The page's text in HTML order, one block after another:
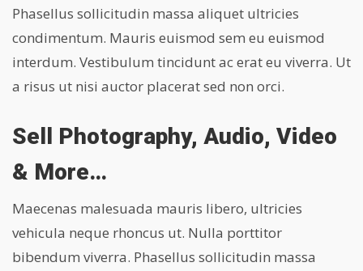
Phasellus sollicitudin massa aliquet ultricies
condimentum. Mauris euismod sem eu euismod
interdum. Vestibulum tincidunt ac erat eu viverra. Ut
a risus ut nisi auctor placerat sed non orci.
Sell Photography, Audio, Video
& More…
Maecenas malesuada mauris libero, ultricies
vehicula neque rhoncus ut. Nulla porttitor
bibendum viverra. Phasellus sollicitudin massa